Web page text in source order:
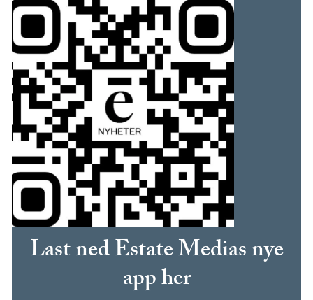
Last ned Estate Medias nye
app her